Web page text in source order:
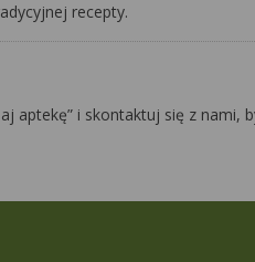
recepty.
aptekę” i skontaktuj się z nami,